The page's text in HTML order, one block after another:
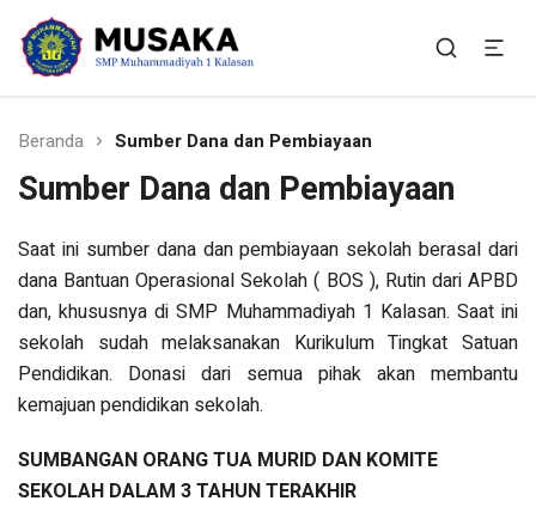
SMP Muhammadiyah 1
Kalasan
Situs Resmi SMP Muhammadiyah 1 Kalasan
Beranda Sumber Dana dan Pembiayaan
Sumber Dana dan Pembiayaan
Saat ini sumber dana dan pembiayaan sekolah berasal dari
dana Bantuan Operasional Sekolah ( BOS ), Rutin dari APBD
dan, khususnya di SMP Muhammadiyah 1 Kalasan. Saat ini
sekolah sudah melaksanakan Kurikulum Tingkat Satuan
Pendidikan. Donasi dari semua pihak akan membantu
kemajuan pendidikan sekolah.
SUMBANGAN ORANG TUA MURID DAN KOMITE
SEKOLAH DALAM 3 TAHUN TERAKHIR